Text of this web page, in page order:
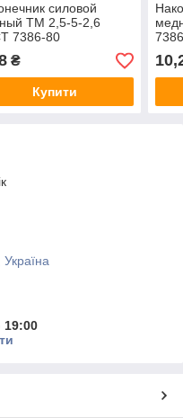
силовой
ТМ 2,5-5-2,6
7386-80
₴
Купити
19:00